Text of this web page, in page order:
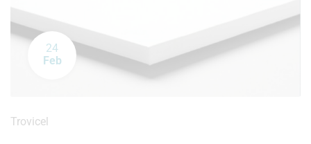
24
Feb
Trovicel